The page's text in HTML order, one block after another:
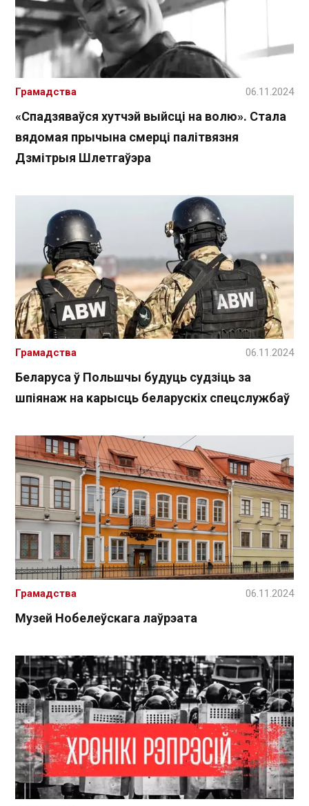
«Спадзяваўся хутчэй выйсці на волю». Стала
вядомая прычына смерці палітвязня
Дзмітрыя Шлетгаўэра
Грамадства 06.11.2024
Беларуса ў Польшчы будуць судзіць за
шпіянаж на карысць беларускіх спецслужбаў
Грамадства 06.11.2024
Музей Нобелеўскага лаўрэата
Грамадства 06.11.2024